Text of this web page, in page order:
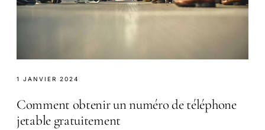
1 JANVIER 2024
Comment obtenir un numéro de téléphone
jetable gratuitement